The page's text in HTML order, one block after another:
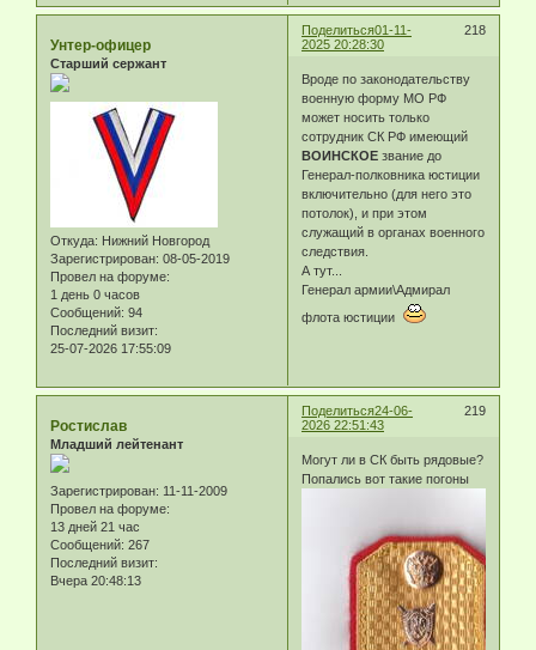
Поделиться 218
01-11-
2025 20:28:30
Унтер-офицер
Старший сержант
Откуда: Нижний Новгород
Зарегистрирован: 08-05-2019
Провел на форуме:
1 день 0 часов
Сообщений: 94
Последний визит:
25-07-2026 17:55:09
Вроде по законодательству
военную форму МО РФ
может носить только
сотрудник СК РФ имеющий
ВОИНСКОЕзвание до
Генерал-полковника юстиции
включительно (для него это
потолок), и при этом
служащий в органах военного
следствия.
А тут...
Генерал армии\Адмирал
флота юстиции
Поделиться 219
24-06-
2026 22:51:43
Ростислав
Младший лейтенант
Зарегистрирован: 11-11-2009
Провел на форуме:
13 дней 21 час
Сообщений: 267
Последний визит:
Вчера 20:48:13
Могут ли в СК быть рядовые?
Попались вот такие погоны